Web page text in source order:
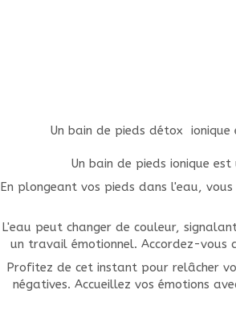
Un bain de pieds détox
Un bain de pieds ionique
En plongeant vos pieds dans l'eau,
L'eau peut changer de couleur,
un travail émotionnel. Accordez-vous
Profitez de cet instant pour relâcher
négatives. Accueillez vos émotions